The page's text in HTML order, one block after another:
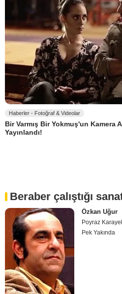
Haberler - Fotoğraf & Videolar
Bir Varmış Bir Yokmuş'un Kamera
Yayınlandı!
Beraber çalıştığı
Özkan Uğur
Poyraz Karayel
Pek Yakında